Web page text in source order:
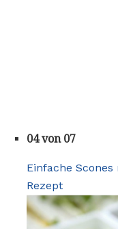
04 von 07
Einfache
Rezept